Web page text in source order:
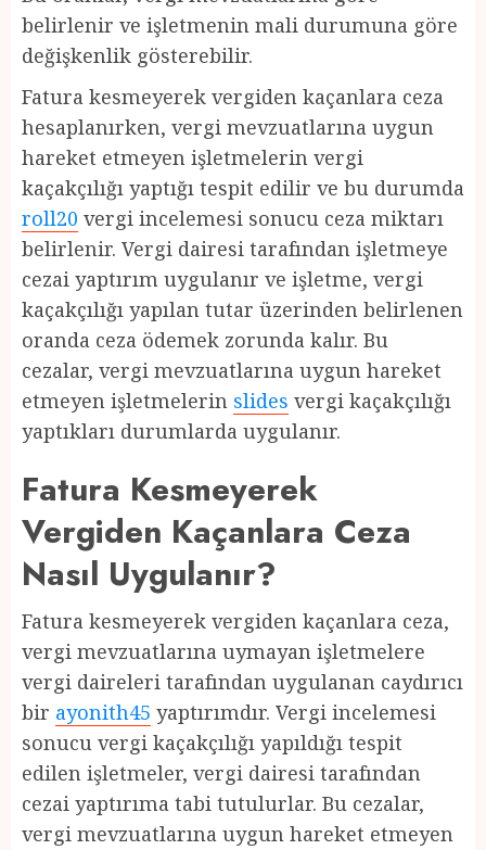
belirlenir ve işletmenin mali durumuna göre
değişkenlik gösterebilir.
Fatura kesmeyerek vergiden kaçanlara ceza
hesaplanırken, vergi mevzuatlarına uygun
hareket etmeyen işletmelerin vergi
kaçakçılığı yaptığı tespit edilir ve bu durumda
roll20 vergi incelemesi sonucu ceza miktarı
belirlenir. Vergi dairesi tarafından işletmeye
cezai yaptırım uygulanır ve işletme, vergi
kaçakçılığı yapılan tutar üzerinden belirlenen
oranda ceza ödemek zorunda kalır. Bu
cezalar, vergi mevzuatlarına uygun hareket
etmeyen işletmelerin slides vergi kaçakçılığı
yaptıkları durumlarda uygulanır.
Fatura Kesmeyerek
Vergiden Kaçanlara Ceza
Nasıl Uygulanır?
Fatura kesmeyerek vergiden kaçanlara ceza,
vergi mevzuatlarına uymayan işletmelere
vergi daireleri tarafından uygulanan caydırıcı
bir ayonith45 yaptırımdır. Vergi incelemesi
sonucu vergi kaçakçılığı yapıldığı tespit
edilen işletmeler, vergi dairesi tarafından
cezai yaptırıma tabi tutulurlar. Bu cezalar,
vergi mevzuatlarına uygun hareket etmeyen